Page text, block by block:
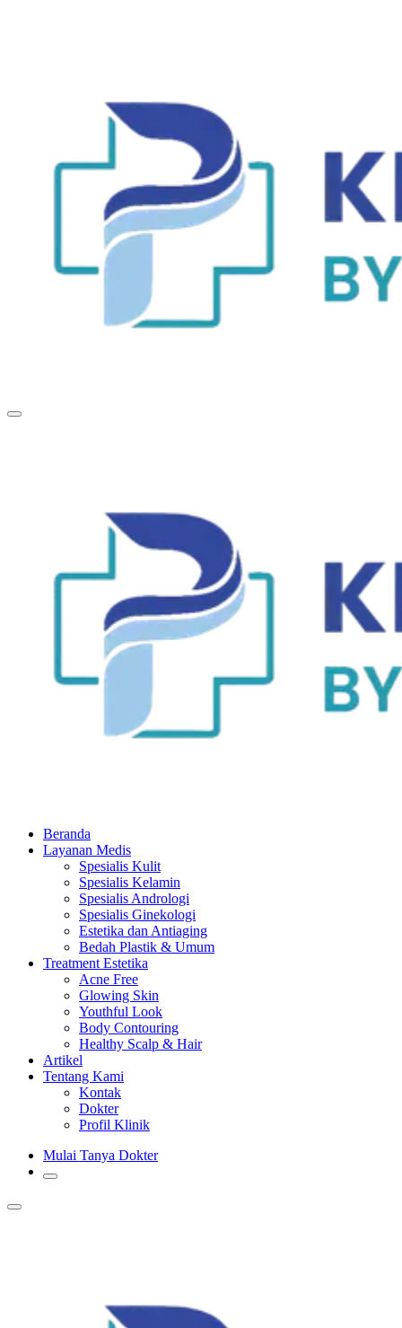
Beranda
Layanan Medis
Spesialis Kulit
Spesialis Kelamin
Spesialis Andrologi
Spesialis Ginekologi
Estetika dan Antiaging
Bedah Plastik & Umum
Treatment Estetika
Acne Free
Glowing Skin
Youthful Look
Body Contouring
Healthy Scalp & Hair
Artikel
Tentang Kami
Kontak
Dokter
Profil Klinik
Mulai Tanya Dokter